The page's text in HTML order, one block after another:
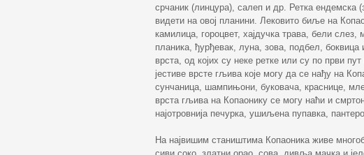
срчаник (линцура), салеп и др. Ретка
видети на овој планини. Лековито биље на
камилица, гороцвет, хајдучка трава, бели
планика, ђурђевак, луна, зова, подбел,
врста, од којих су неке ретке или су по први
јестиве врсте гљива које могу да се нађу на
сунчаница, шампињони, буковача, краснице,
врста гљива на Копаонику се могу наћи и
најотровнија печурка, ушиљена пупавка,
На највишим стаништима Копаоника живе